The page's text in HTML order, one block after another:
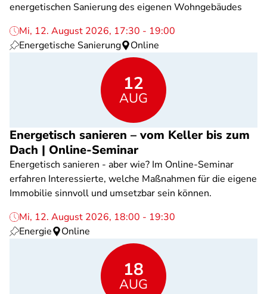
energetischen Sanierung des eigenen Wohngebäudes
Mi, 12. August 2026, 17:30 - 19:00
Energetische Sanierung
Online
12
AUG
Energetisch sanieren – vom Keller bis zum
Dach | Online-Seminar
Energetisch sanieren - aber wie? Im Online-Seminar
erfahren Interessierte, welche Maßnahmen für die eigene
Immobilie sinnvoll und umsetzbar sein können.
Mi, 12. August 2026, 18:00 - 19:30
Energie
Online
18
AUG